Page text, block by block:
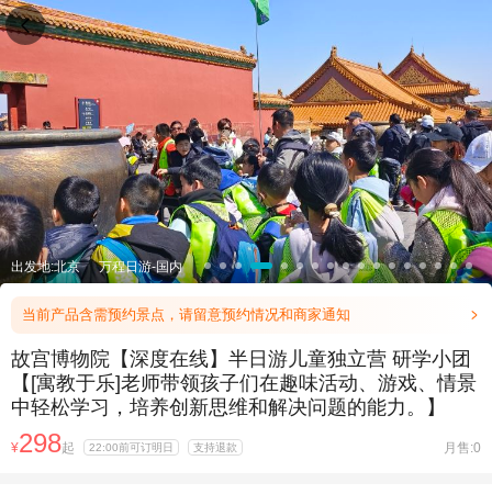
出发地:北京 万程日游-国内
当前产品含需预约景点，请留意预约情况和商家通知 
故宫博物院【深度在线】半日游儿童独立营 研学小团
【[寓教于乐]老师带领孩子们在趣味活动、游戏、情景
中轻松学习，培养创新思维和解决问题的能力。】
¥298起 22:00前可订明日 支持退款 月售:0
